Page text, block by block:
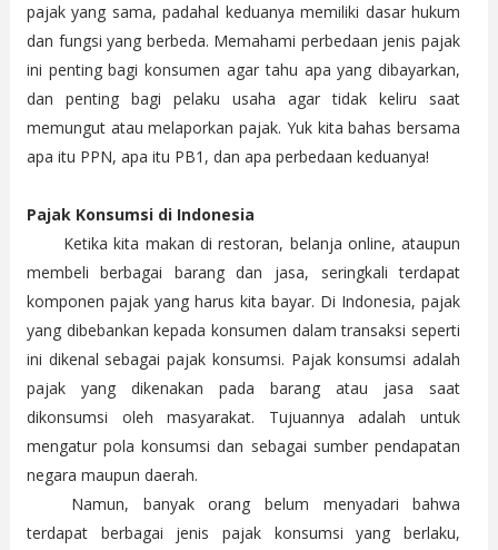
pajak yang sama, padahal keduanya memiliki dasar hukum
dan fungsi yang berbeda. Memahami perbedaan jenis pajak
ini penting bagi konsumen agar tahu apa yang dibayarkan,
dan penting bagi pelaku usaha agar tidak keliru saat
memungut atau melaporkan pajak. Yuk kita bahas bersama
apa itu PPN, apa itu PB1, dan apa perbedaan keduanya!
Pajak Konsumsi di Indonesia
Ketika kita makan di restoran, belanja online, ataupun
membeli berbagai barang dan jasa, seringkali terdapat
komponen pajak yang harus kita bayar. Di Indonesia, pajak
yang dibebankan kepada konsumen dalam transaksi seperti
ini dikenal sebagai pajak konsumsi. Pajak konsumsi adalah
pajak yang dikenakan pada barang atau jasa saat
dikonsumsi oleh masyarakat. Tujuannya adalah untuk
mengatur pola konsumsi dan sebagai sumber pendapatan
negara maupun daerah.
Namun, banyak orang belum menyadari bahwa
terdapat berbagai jenis pajak konsumsi yang berlaku,